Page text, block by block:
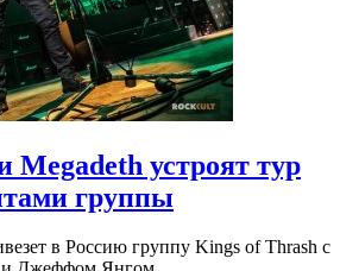
Megadeth устроят тур
группы
в Россию группу Kings of Thrash с